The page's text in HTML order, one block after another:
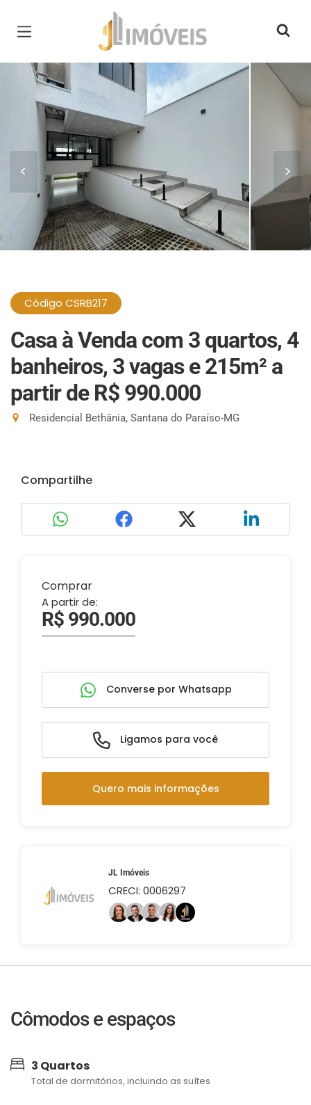
Página inicial
< >
Código CSRB217
Casa à Venda com 3 quartos, 4
banheiros, 3 vagas e 215m² a
partir de R$ 990.000
Residencial Bethânia, Santana do Paraíso-MG
Compartilhe
Comprar
A partir de:
R$ 990.000
Converse por Whatsapp
Ligamos para você
Quero mais informações
JL Imóveis
CRECI: 0006297
Cômodos e espaços
3 Quartos
Total de dormitórios, incluindo as suítes